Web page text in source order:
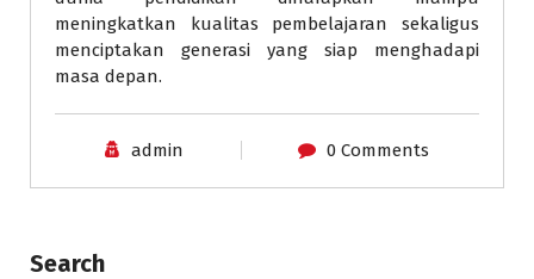
meningkatkan kualitas pembelajaran sekaligus
menciptakan generasi yang siap menghadapi
masa depan.
admin 0 Comments
Search